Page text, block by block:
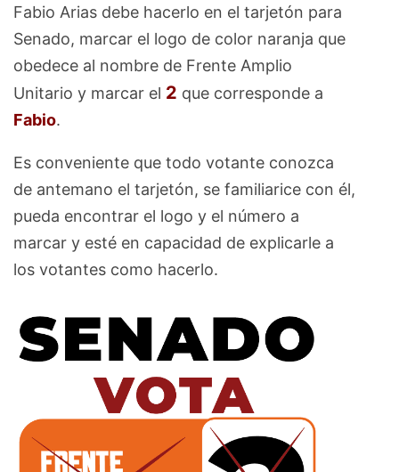
Fabio Arias debe hacerlo en el tarjetón para
Senado, marcar el logo de color naranja que
obedece al nombre de Frente Amplio
Unitario y marcar el 2 que corresponde a
Fabio.
Es conveniente que todo votante conozca
de antemano el tarjetón, se familiarice con él,
pueda encontrar el logo y el número a
marcar y esté en capacidad de explicarle a
los votantes como hacerlo.